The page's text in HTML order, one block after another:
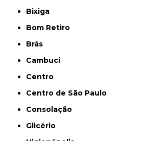
Bixiga
Bom Retiro
Brás
Cambuci
Centro
Centro de São Paulo
Consolação
Glicério